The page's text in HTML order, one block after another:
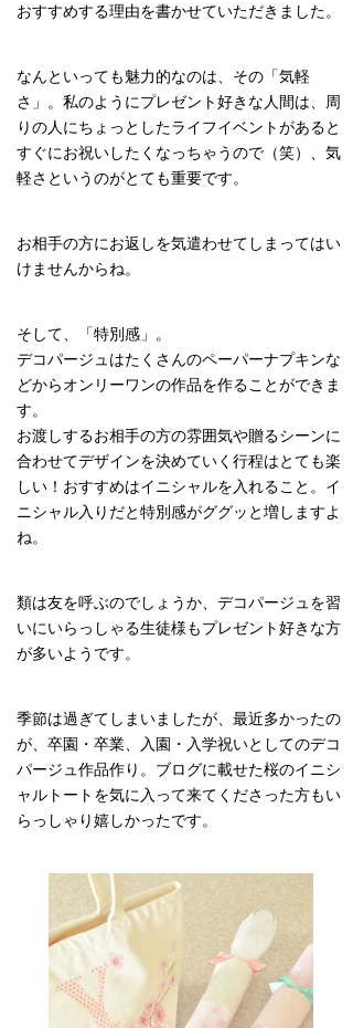
おすすめする理由を書かせていただきました。
なんといっても魅力的なのは、その「気軽
さ」。私のようにプレゼント好きな人間は、周
りの人にちょっとしたライフイベントがあると
すぐにお祝いしたくなっちゃうので（笑）、気
軽さというのがとても重要です。
お相手の方にお返しを気遣わせてしまってはい
けませんからね。
そして、「特別感」。
デコパージュはたくさんのペーパーナプキンな
どからオンリーワンの作品を作ることができま
す。
お渡しするお相手の方の雰囲気や贈るシーンに
合わせてデザインを決めていく行程はとても楽
しい！おすすめはイニシャルを入れること。イ
ニシャル入りだと特別感がググッと増しますよ
ね。
類は友を呼ぶのでしょうか、デコパージュを習
いにいらっしゃる生徒様もプレゼント好きな方
が多いようです。
季節は過ぎてしまいましたが、最近多かったの
が、卒園・卒業、入園・入学祝いとしてのデコ
パージュ作品作り。ブログに載せた桜のイニシ
ャルトートを気に入って来てくださった方もい
らっしゃり嬉しかったです。